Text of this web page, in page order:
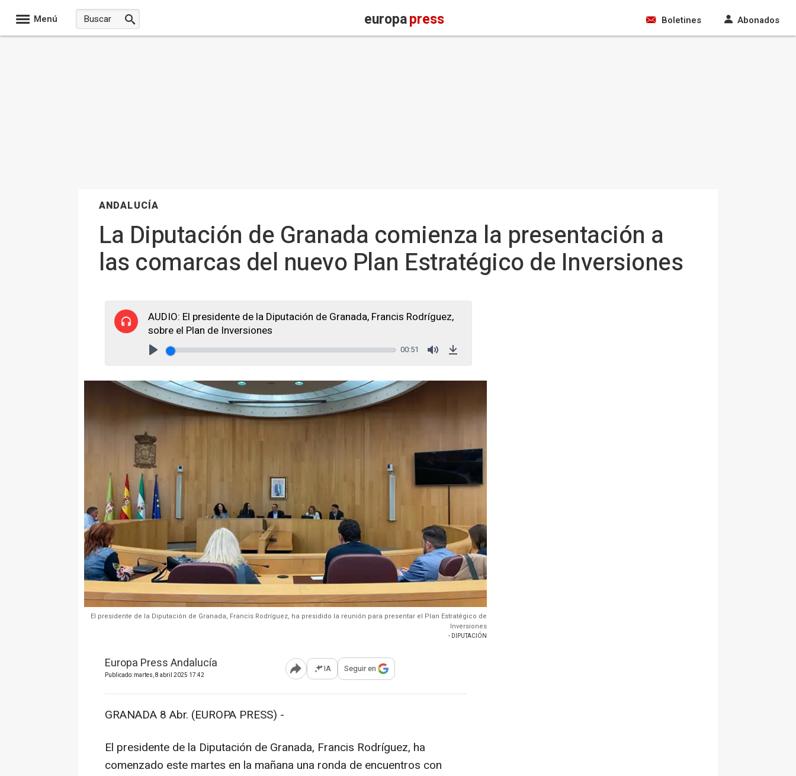
Menú europapress Boletines Abonados
ANDALUCÍA
La Diputación de Granada comienza la presentación a
las comarcas del nuevo Plan Estratégico de Inversiones
AUDIO: El presidente de la Diputación de Granada, Francis Rodríguez,
sobre el Plan de Inversiones
00:51
El presidente de la Diputación de Granada, Francis Rodríguez, ha presidido la reunión para presentar el Plan Estratégico de
Inversiones
- DIPUTACIÓN
Europa Press Andalucía
Publicado: martes, 8 abril 2025 17:42 Abrir opciones para compartir
IA Seguir en
GRANADA 8 Abr. (EUROPA PRESS) -
El presidente de la Diputación de Granada, Francis Rodríguez, ha
comenzado este martes en la mañana una ronda de encuentros con